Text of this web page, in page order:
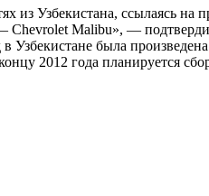
из Узбекистана, ссылаясь на
Chevrolet Malibu», —
Узбекистане была
2012 года планируется